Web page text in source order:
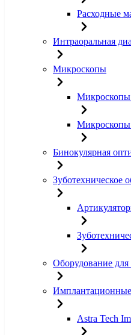
Расходные
Интраоральная
Микроскопы
Микроскопы
Бинокулярная
Зуботехническое
Оборудование
Astra Tech